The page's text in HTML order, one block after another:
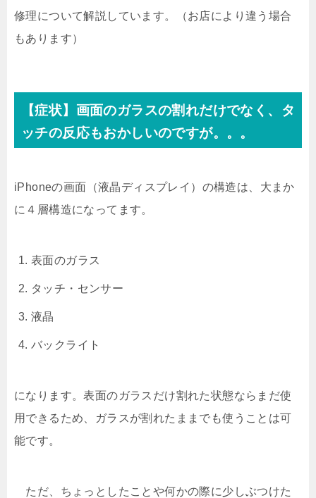
修理について解説しています。（お店により違う場合
もあります）
【症状】画面のガラスの割れだけでなく、タ
ッチの反応もおかしいのですが。。。
iPhoneの画面（液晶ディスプレイ）の構造は、大まか
に４層構造になってます。
表面のガラス
タッチ・センサー
液晶
バックライト
になります。表面のガラスだけ割れた状態ならまだ使
用できるため、ガラスが割れたままでも使うことは可
能です。
ただ、ちょっとしたことや何かの際に少しぶつけた